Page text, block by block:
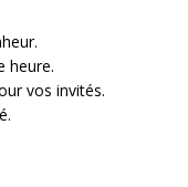
heure.
vos invités.